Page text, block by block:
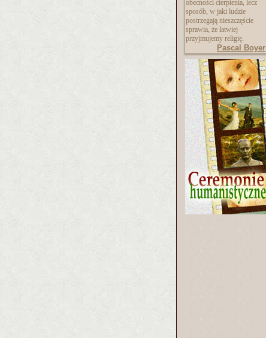
obecności cierpienia, lecz
sposób, w jaki ludzie
postrzegają nieszczęście
sprawia, że łatwiej
przyjmujemy religię.
Pascal Boyer